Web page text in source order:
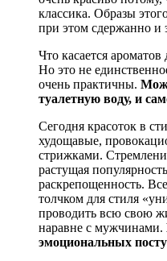
классика. Образы
при этом сдержанно и
Что касается
Но это не
очень практичны.
туалетную воду, и
Сегодня красоток в
худощавые,
стрижками.
растущая
раскрепощенность.
толчком для стиля
проводить всю свою
наравне с мужчинами.
эмоциональных